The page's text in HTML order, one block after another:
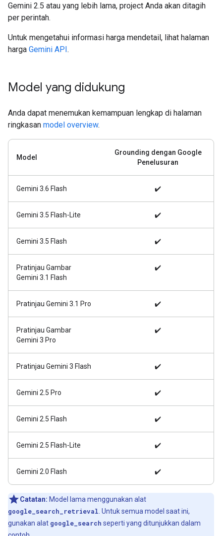
Gemini 2.5 atau yang lebih lama, project Anda akan ditagih
per perintah.
Untuk mengetahui informasi harga mendetail, lihat halaman
harga Gemini API.
Model yang didukung
Anda dapat menemukan kemampuan lengkap di halaman
ringkasan model overview.
Model
Grounding dengan Google
Penelusuran
Gemini 3.6 Flash ✔️
Gemini 3.5 Flash-Lite ✔️
Gemini 3.5 Flash ✔️
Pratinjau Gambar
Gemini 3.1 Flash
✔️
Pratinjau Gemini 3.1 Pro ✔️
Pratinjau Gambar
Gemini 3 Pro
✔️
Pratinjau Gemini 3 Flash ✔️
Gemini 2.5 Pro ✔️
Gemini 2.5 Flash ✔️
Gemini 2.5 Flash-Lite ✔️
Gemini 2.0 Flash ✔️
Catatan: Model lama menggunakan alat
google_search_retrieval . Untuk semua model saat ini,
gunakan alat google_search seperti yang ditunjukkan dalam